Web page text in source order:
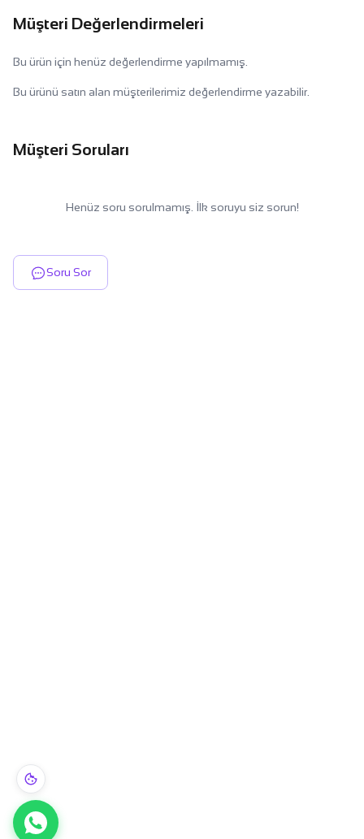
Müşteri Değerlendirmeleri
Bu ürün için henüz değerlendirme yapılmamış.
Bu ürünü satın alan müşterilerimiz değerlendirme yazabilir.
Müşteri Soruları
Henüz soru sorulmamış. İlk soruyu siz sorun!
Soru Sor